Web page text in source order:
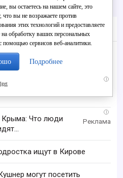
пенсию в 2026 году:
i
а смеяться вы
i
Крыма: Что люди
ищут в Кирове
могут посетить
вы остаетесь на нашем сайте, это
что вы не возражаете против
этих технологий и предоставляете
на обработку ваших персональных
помощью сервисов веб-аналитики.
Подробнее